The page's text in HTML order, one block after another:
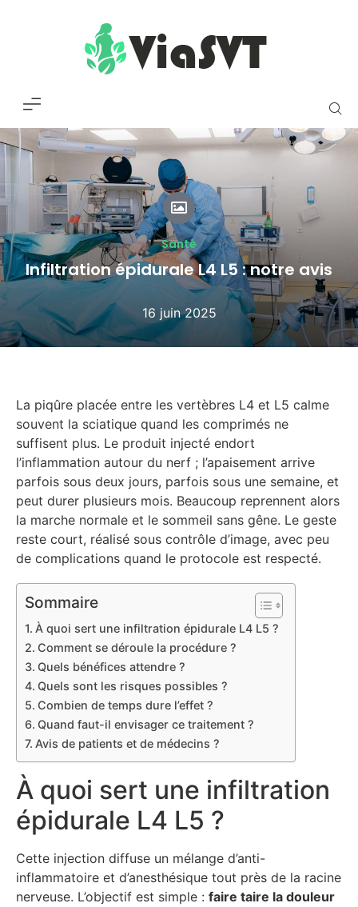
Santé
Infiltration épidurale L4 L5 : notre avis
16 juin 2025
La piqûre placée entre les vertèbres L4 et L5 calme
souvent la sciatique quand les comprimés ne
suffisent plus. Le produit injecté endort
l’inflammation autour du nerf ; l’apaisement arrive
parfois sous deux jours, parfois sous une semaine, et
peut durer plusieurs mois. Beaucoup reprennent alors
la marche normale et le sommeil sans gêne. Le geste
reste court, réalisé sous contrôle d’image, avec peu
de complications quand le protocole est respecté.
Sommaire
À quoi sert une infiltration épidurale L4 L5 ?
Comment se déroule la procédure ?
Quels bénéfices attendre ?
Quels sont les risques possibles ?
Combien de temps dure l’effet ?
Quand faut-il envisager ce traitement ?
Avis de patients et de médecins ?
À quoi sert une infiltration
épidurale L4 L5 ?
Cette injection diffuse un mélange d’anti-
inflammatoire et d’anesthésique tout près de la racine
nerveuse. L’objectif est simple : faire taire la douleur